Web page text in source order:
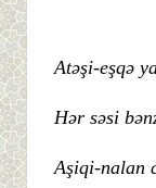
Atəşi-eşqə
Hər səsi
Aşiqi-nalan